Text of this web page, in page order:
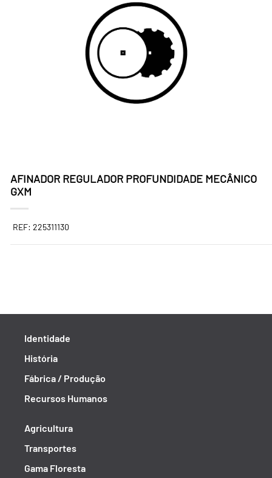
AFINADOR REGULADOR PROFUNDIDADE MECÂNICO
GXM
REF: 225311130
Identidade
História
Fábrica / Produção
Recursos Humanos
Agricultura
Transportes
Gama Floresta